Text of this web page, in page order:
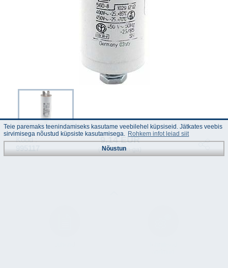
Kood :
995117
9.14 EUR
(Hinnad km-ga)
Teie paremaks teenindamiseks kasutame veebilehel küpsiseid. Jätkates veebis
sirvimisega nõustud küpsiste kasutamisega. Rohkem infot leiad siit
Nõustun